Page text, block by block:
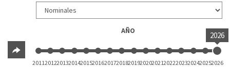
AÑO 2026
2011201220132014201520162017201820192020202120222023202420252026